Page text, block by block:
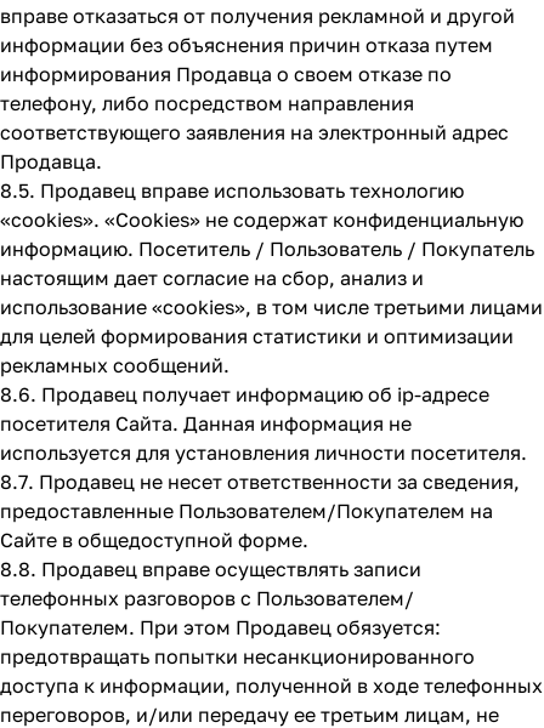
вправе отказаться от получения рекламной и другой
информации без объяснения причин отказа путем
информирования Продавца о своем отказе по
телефону, либо посредством направления
соответствующего заявления на электронный адрес
Продавца.
8.5. Продавец вправе использовать технологию
«cookies». «Cookies» не содержат конфиденциальную
информацию. Посетитель / Пользователь / Покупатель
настоящим дает согласие на сбор, анализ и
использование «cookies», в том числе третьими лицами
для целей формирования статистики и оптимизации
рекламных сообщений.
8.6. Продавец получает информацию об ip-адресе
посетителя Сайта. Данная информация не
используется для установления личности посетителя.
8.7. Продавец не несет ответственности за сведения,
предоставленные Пользователем/Покупателем на
Сайте в общедоступной форме.
8.8. Продавец вправе осуществлять записи
телефонных разговоров с Пользователем/
Покупателем. При этом Продавец обязуется:
предотвращать попытки несанкционированного
доступа к информации, полученной в ходе телефонных
переговоров, и/или передачу ее третьим лицам, не